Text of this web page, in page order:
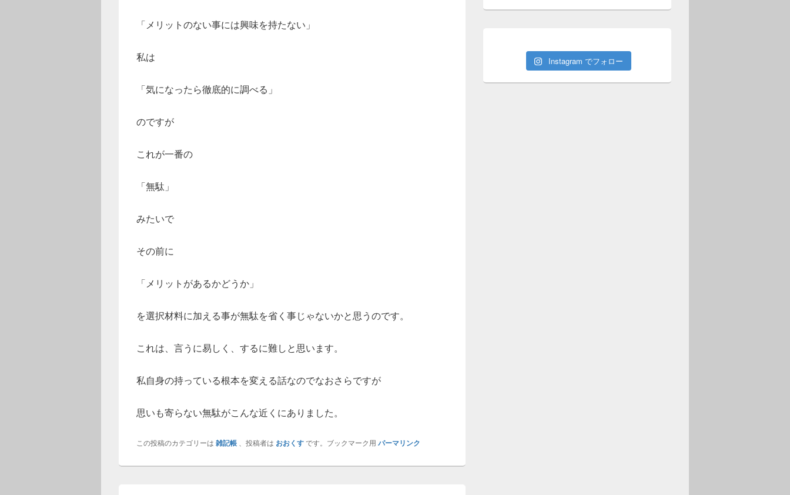
「メリットのない事には興味を持たない」
私は
「気になったら徹底的に調べる」
のですが
これが一番の
「無駄」
みたいで
その前に
「メリットがあるかどうか」
を選択材料に加える事が無駄を省く事じゃないかと思うのです。
これは、言うに易しく、するに難しと思います。
私自身の持っている根本を変える話なのでなおさらですが
思いも寄らない無駄がこんな近くにありました。
この投稿のカテゴリーは 雑記帳 、投稿者は おおくすです。ブックマーク用 パーマリンク
Instagram でフォロー